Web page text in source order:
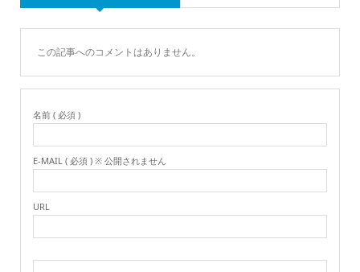
この記事へのコメントはありません。
名前 ( 必須 )
E-MAIL ( 必須 ) ※ 公開されません
URL